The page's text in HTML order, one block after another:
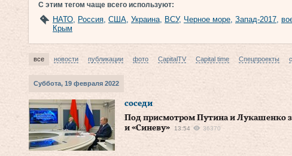
С этим тегом чаще всего используют:
НАТО, Россия, США, Украина, ВСУ, Черное море, Запад-2017,
Крым
все новости публикации фото CapitalTV Capital time Спецпроекты
Суббота, 19 февраля 2022
соседи
Под присмотром Путина и Лукашенко
и «Синеву»
13:54 36370